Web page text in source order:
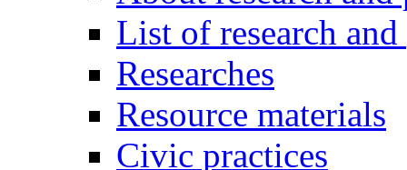
List of research
Researches
Resource materials
Civic practices